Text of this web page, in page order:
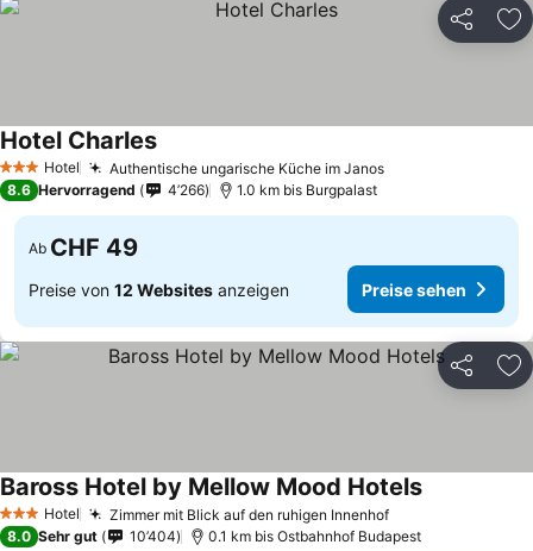
Teilen
3 SterneHotel Authentische ungarische Küche im Janos
Hotel Charles
8.6 Hervorragend 4’266 1.0 km bis Burgpalast
Ab CHF 49
Preise von 12 Websites anzeigen Preise sehen
Teilen
3 SterneHotel Zimmer mit Blick auf den ruhigen Innenhof
Baross Hotel by Mellow Mood Hotels
8.0 Sehr gut 10’404 0.1 km bis Ostbahnhof Budapest